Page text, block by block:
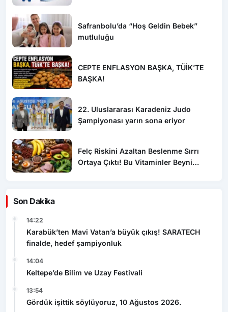
Safranbolu’da “Hoş Geldin Bebek”
mutluluğu
CEPTE ENFLASYON BAŞKA, TÜİK’TE
BAŞKA!
22. Uluslararası Karadeniz Judo
Şampiyonası yarın sona eriyor
Felç Riskini Azaltan Beslenme Sırrı
Ortaya Çıktı! Bu Vitaminler Beyni
Son Dakika
14:22
Karabük’ten Mavi Vatan’a büyük çıkış! SARATECH
finalde, hedef şampiyonluk
14:04
Keltepe’de Bilim ve Uzay Festivali
13:54
Gördük işittik söylüyoruz, 10 Ağustos 2026.